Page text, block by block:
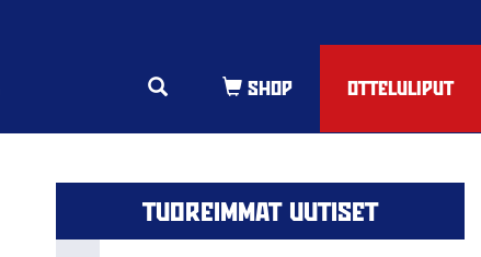
OTTELULIPUT
TUOREIMMAT UUTISET